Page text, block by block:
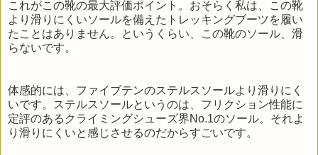
これがこの靴の最大評価ポイント。おそらく私は、この靴
より滑りにくいソールを備えたトレッキングブーツを履い
たことはありません。というくらい、この靴のソール、滑
らないです。
体感的には、ファイブテンのステルスソールより滑りにく
いです。ステルスソールというのは、フリクション性能に
定評のあるクライミングシューズ界No.1のソール。それよ
り滑りにくいと感じさせるのだからすごいです。